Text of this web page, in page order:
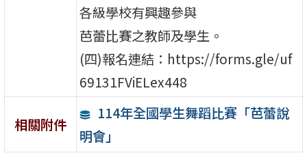
各級學校有興趣參與
芭蕾比賽之教師及學生。
(四)報名連結：https://forms.gle/uf
69131FViELex448
相關附件
114年全國學生舞蹈比賽「芭蕾說
明會」